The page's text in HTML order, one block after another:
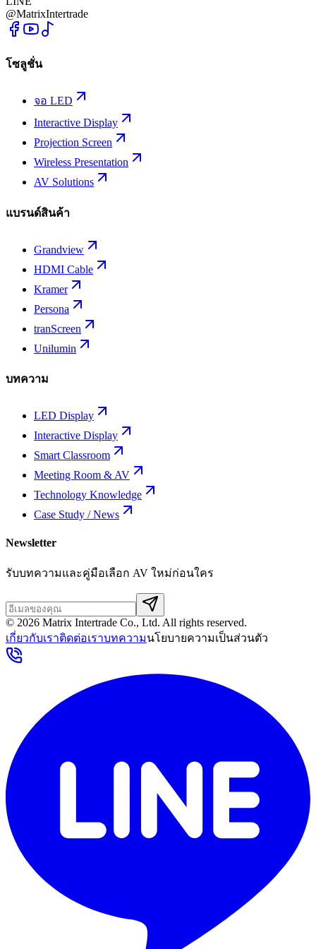
@MatrixIntertrade
โซลูชั่น
จอ LED
Interactive Display
Projection Screen
Wireless Presentation
AV Solutions
แบรนด์สินค้า
Grandview
HDMI Cable
Kramer
Persona
tranScreen
Unilumin
บทความ
LED Display
Interactive Display
Smart Classroom
Meeting Room & AV
Technology Knowledge
Case Study / News
Newsletter
รับบทความและคู่มือเลือก AV ใหม่ก่อนใคร
© 2026 Matrix Intertrade Co., Ltd. All rights reserved.
เกี่ยวกับเราติดต่อเราบทความนโยบายความเป็นส่วนตัว